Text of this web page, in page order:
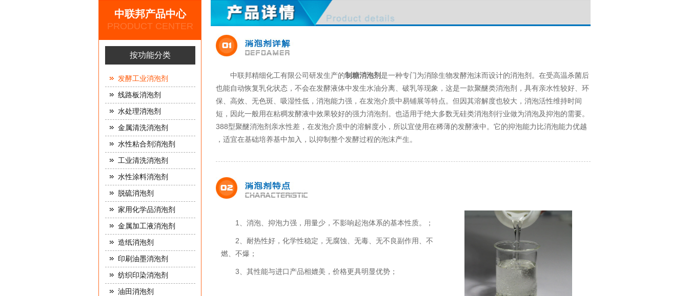
中联邦产品中心
PRODUCT CENTER
按功能分类
发酵工业消泡剂
线路板消泡剂
水处理消泡剂
金属清洗消泡剂
水性粘合剂消泡剂
工业清洗消泡剂
水性涂料消泡剂
脱硫消泡剂
家用化学品消泡剂
金属加工液消泡剂
造纸消泡剂
印刷油墨消泡剂
纺织印染消泡剂
油田消泡剂
中联邦精细化工有限公司研发生产的制糖消泡剂是一种专门为消除生物发酵泡沫而设计的消泡剂。在受高温杀菌后
也能自动恢复乳化状态，不会在发酵液体中发生水油分离、破乳等现象，这是一款聚醚类消泡剂，具有亲水性较好、 环
保、高效、无色斑、吸湿性低 ， 消泡能力强， 在发泡介质中易铺展等特点。但因其溶解度也较大，消泡活性维持时间
短，因此一般用在粘稠发酵液中效果较好的强力消泡剂。也适用于绝大多数无硅类消泡剂行业做为消泡及抑泡的需要。
388型聚醚消泡剂亲水性差，在发泡介质中的溶解度小，所以宜使用在稀薄的发酵液中。它的抑泡能力比消泡能力优越
，适宜在基础培养基中加入，以抑制整个发酵过程的泡沫产生。
1、消泡、抑泡力强，用量少，不影响起泡体系的基本性质。；
2、耐热性好，化学性稳定，无腐蚀、无毒、无不良副作用、不
燃、不爆；
3、其性能与进口产品相媲美，价格更具明显优势；